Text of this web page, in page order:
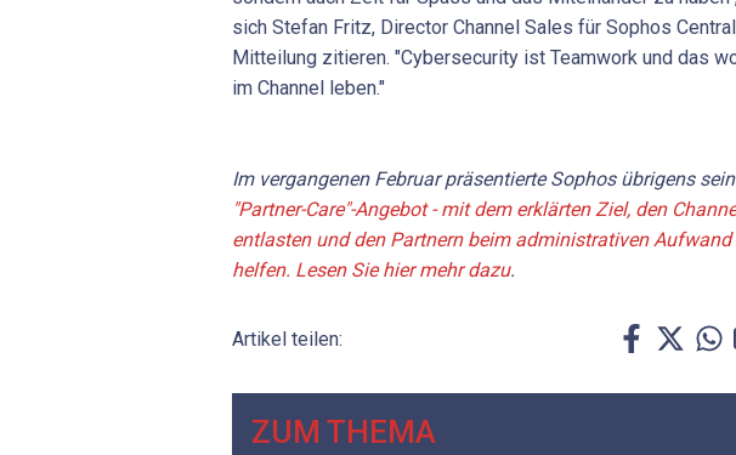
sich Stefan Fritz, Director Channel Sales für Sophos
Mitteilung zitieren. "Cybersecurity ist Teamwork und das
im Channel leben."
Im vergangenen Februar präsentierte Sophos übrigens sein
"Partner-Care"-Angebot - mit dem erklärten Ziel, den
entlasten und den Partnern beim administrativen Aufwand
helfen. Lesen Sie hier mehr dazu.
Artikel teilen:
ZUM THEMA